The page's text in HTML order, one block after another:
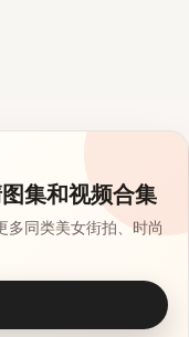
集和视频合集
多同类美女街拍、时尚